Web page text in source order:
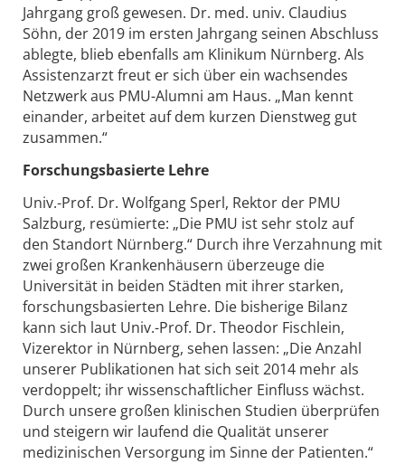
Jahrgang groß gewesen. Dr. med. univ. Claudius
Söhn, der 2019 im ersten Jahrgang seinen Abschluss
ablegte, blieb ebenfalls am Klinikum Nürnberg. Als
Assistenzarzt freut er sich über ein wachsendes
Netzwerk aus PMU-Alumni am Haus. „Man kennt
einander, arbeitet auf dem kurzen Dienstweg gut
zusammen.“
Forschungsbasierte Lehre
Univ.-Prof. Dr. Wolfgang Sperl, Rektor der PMU
Salzburg, resümierte: „Die PMU ist sehr stolz auf
den Standort Nürnberg.“ Durch ihre Verzahnung mit
zwei großen Krankenhäusern überzeuge die
Universität in beiden Städten mit ihrer starken,
forschungsbasierten Lehre. Die bisherige Bilanz
kann sich laut Univ.-Prof. Dr. Theodor Fischlein,
Vizerektor in Nürnberg, sehen lassen: „Die Anzahl
unserer Publikationen hat sich seit 2014 mehr als
verdoppelt; ihr wissenschaftlicher Einfluss wächst.
Durch unsere großen klinischen Studien überprüfen
und steigern wir laufend die Qualität unserer
medizinischen Versorgung im Sinne der Patienten.“